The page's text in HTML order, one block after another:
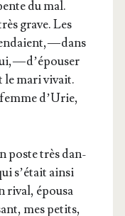
du mal.
grave. Les
— dans
— d’é­pou­ser
le mari vivait.
d’U­rie,
poste très dan­
s’é­tait ain­si
rival, épou­sa
mes petits,